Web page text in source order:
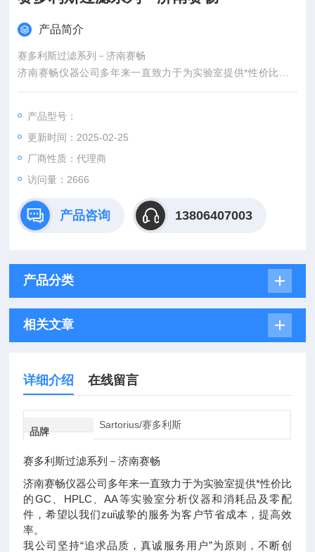
产品简介
赛多利斯过滤系列－济南赛畅
济南赛畅仪器公司多年来一直致力于为实验室提供*性价比的G
C、HPLC、AA等实验室分析仪器和消耗品及零配件，希望以我
我公司坚持“追求品质，真诚服务用户"为原则，不断创新，不断
开拓，以诚信为基础，以科学为根本，已成为集仪器设备安装、
调试、培训、服务、维修和技术咨询为一体的专业化科技公司。
产品型号：
更新时间：2025-02-25
厂商性质：代理商
访问量：2666
产品咨询 13806407003
产品分类
相关文章
详细介绍 在线留言
品牌
Sartorius/赛多利斯
赛多利斯过滤系列－济南赛畅
济南赛畅仪器公司多年来一直致力于为实验室提供*性价比
的GC、HPLC、AA等实验室分析仪器和消耗品及零配
件，希望以我们zui诚挚的服务为客户节省成本，提高效
率。
我公司坚持“追求品质，真诚服务用户”为原则，不断创